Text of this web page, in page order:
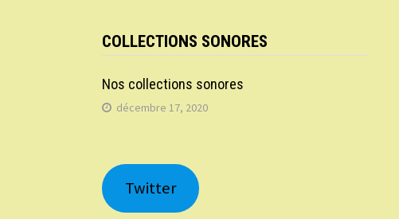
COLLECTIONS SONORES
Nos collections sonores
décembre 17, 2020
Twitter